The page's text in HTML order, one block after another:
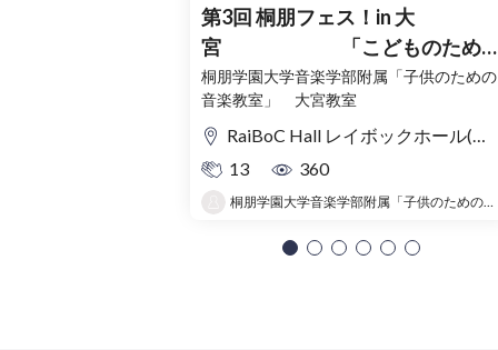
第3回 桐朋フェス！in 大
宮 「こどものため
コンサート」〜出かけよう！音
の旅〜
桐朋学園大学音楽学部附属「子供のための
音楽教室」 大宮教室
RaiBoC Hall レイボックホール(市民会館おおみや) 5F リハーサルルーム・レクリエーションルーム
13
360
桐朋学園大学音楽学部附属「子供のための音楽教室 」大宮教室